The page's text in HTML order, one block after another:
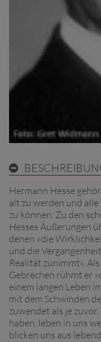
Hermann Hesse
alt zu werden und
zu können. Zu den
Hesses Äußerungen
denen »die
und die
Realität zunimmt«.
Gebrechen rühmt er
einem langen Leben
mit dem Schwinden
zuwendet als je
haben, leben in uns
blicken uns aus